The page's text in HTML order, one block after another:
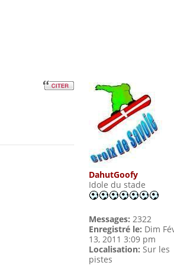
DahutGoofy
Idole du stade
Messages: 2322
Enregistré le: Dim
13, 2011 3:09 pm
Localisation: Sur les
pistes